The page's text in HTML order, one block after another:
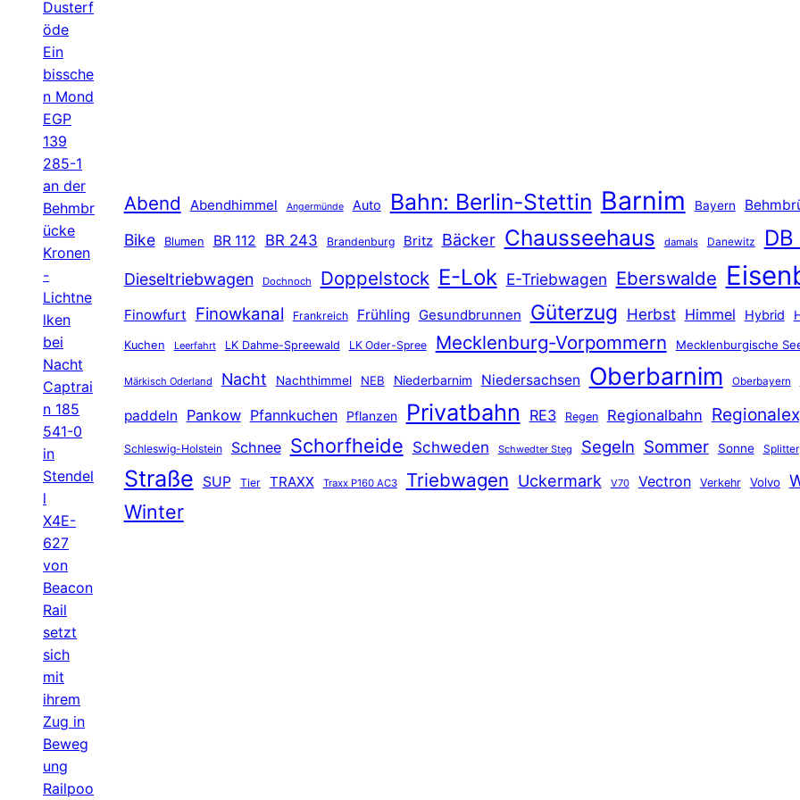
Dusterf
öde
Ein
bissche
n Mond
EGP
139
285-1
an der
Behmbr
ücke
Kronen
-
Lichtne
lken
bei
Nacht
Captrai
n 185
541-0
in
Stendel
l
X4E-
627
von
Beacon
Rail
setzt
sich
mit
ihrem
Zug in
Beweg
ung
Railpoo
Abend Abendhimmel Angermünde Auto Bahn: Berlin-Stettin Barnim Bayern
Bike Blumen BR 112 BR 243 Brandenburg Britz Bäcker Chausseehaus damals Danewitz DB
Dieseltriebwagen Dochnoch Doppelstock E-Lok E-Triebwagen Eberswalde
Finowfurt Finowkanal Frankreich Frühling Gesundbrunnen Güterzug Herbst Himmel Hybrid
Kuchen Leerfahrt LK Dahme-Spreewald LK Oder-Spree Mecklenburg-Vorpommern Mecklenburgische
Märkisch Oderland Nacht Nachthimmel NEB Niederbarnim Niedersachsen Oberbarnim Oberbayern
paddeln Pankow Pfannkuchen Pflanzen Privatbahn RE3 Regen Regionalbahn
Schleswig-Holstein Schnee Schorfheide Schweden Schwedter Steg Segeln Sommer Sonne Splitter
Straße SUP Tier TRAXX Traxx P160 AC3 Triebwagen Uckermark V70 Vectron Verkehr Volvo
Winter